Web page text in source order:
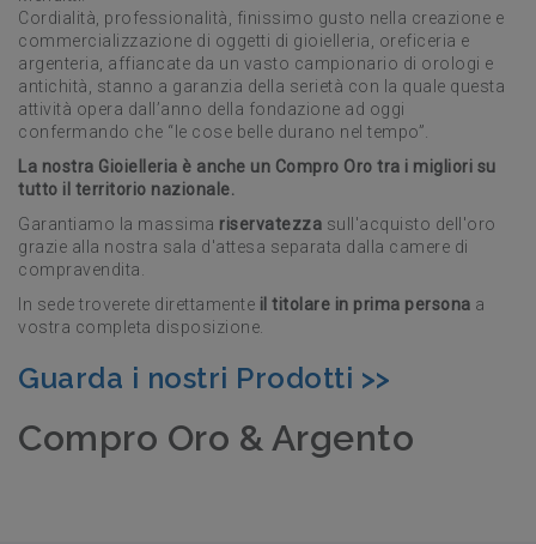
Cordialità, professionalità, finissimo gusto nella creazione e
commercializzazione di oggetti di gioielleria, oreficeria e
argenteria, affiancate da un vasto campionario di orologi e
antichità, stanno a garanzia della serietà con la quale questa
attività opera dall’anno della fondazione ad oggi
confermando che “le cose belle durano nel tempo”.
La nostra Gioielleria è anche un Compro Oro tra i migliori su
tutto il territorio nazionale.
Garantiamo la massima riservatezza sull'acquisto dell'oro
grazie alla nostra sala d'attesa separata dalla camere di
compravendita.
In sede troverete direttamente il titolare in prima persona a
vostra completa disposizione.
Guarda i nostri Prodotti >>
Compro Oro & Argento